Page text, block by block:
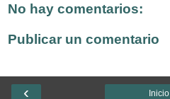
No hay comentarios:
Publicar un comentario
‹ Inicio